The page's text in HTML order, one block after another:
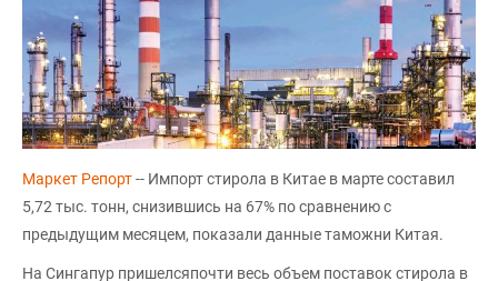
Маркет Репорт-- Импорт стирола в Китае в марте составил
5,72 тыс. тонн, снизившись на 67% по сравнению с
предыдущим месяцем, показали данные таможни Китая.
На Сингапур пришелсяпочти весь объем поставок стирола в